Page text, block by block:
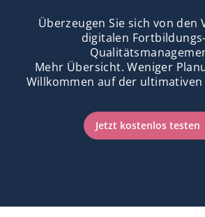
Überzeugen Sie sich von den
digitalen
Mehr Übersicht. Weniger
Willkommen auf der
Jetzt kostenlos testen